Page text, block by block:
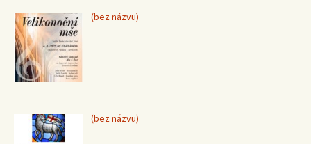
(bez názvu)Příspěvek
(bez názvu)Příspěvek